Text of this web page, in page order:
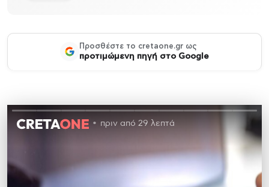
Προσθέστε το cretaone.gr ως
προτιμώμενη πηγή στο Google
πριν από 29 λεπτά